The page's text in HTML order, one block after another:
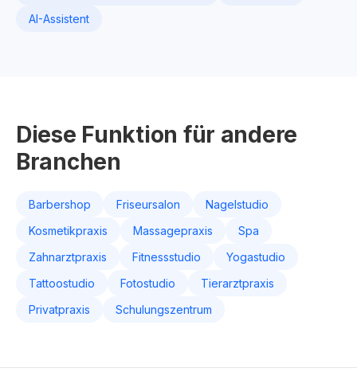
AI-Assistent
Diese Funktion für andere
Branchen
Barbershop Friseursalon
Nagelstudio
Kosmetikpraxis
Massagepraxis
Spa
Zahnarztpraxis
Fitnessstudio
Yogastudio
Tattoostudio
Fotostudio
Tierarztpraxis
Privatpraxis
Schulungszentrum